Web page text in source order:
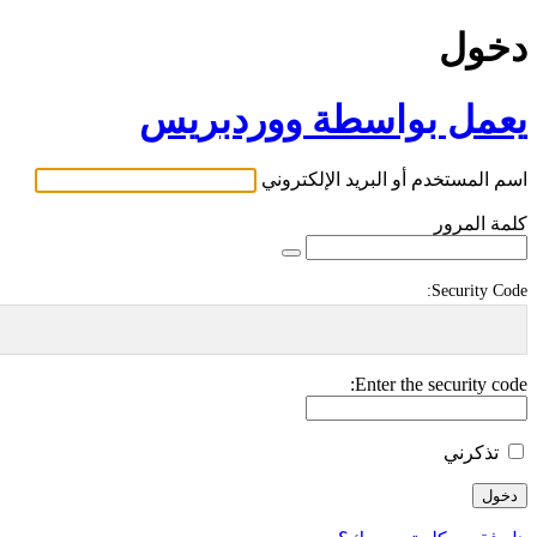
دخول
يعمل بواسطة ووردبريس
اسم المستخدم أو البريد الإلكتروني
كلمة المرور
Security Code:
Enter the security code:
تذكرني